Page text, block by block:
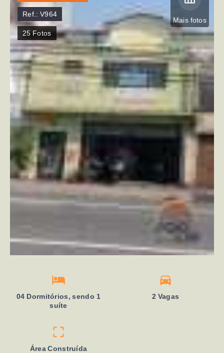
Mais fotos
Ref.:V964
25 Fotos
04 Dormitórios, sendo 1
suíte
2 Vagas
Área Construída